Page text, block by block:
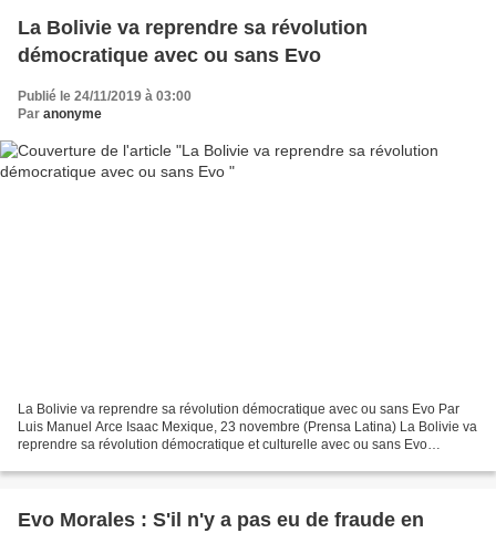
La Bolivie va reprendre sa révolution
démocratique avec ou sans Evo
Publié le 24/11/2019 à 03:00
Par anonyme
La Bolivie va reprendre sa révolution démocratique avec ou sans Evo Par
Luis Manuel Arce Isaac Mexique, 23 novembre (Prensa Latina) La Bolivie va
reprendre sa révolution démocratique et culturelle avec ou sans Evo
Evo Morales : S'il n'y a pas eu de fraude en